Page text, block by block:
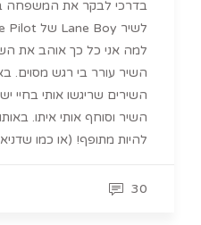
בדרכי לבקר את המשפחה
למה אני כל כך אוהב את
השיר עורר בי רגש מסוים.
השירים שריגשו אותי בחיי
השיר וסוחף אותי איתו.
להיות מתופף! (או כמו
30